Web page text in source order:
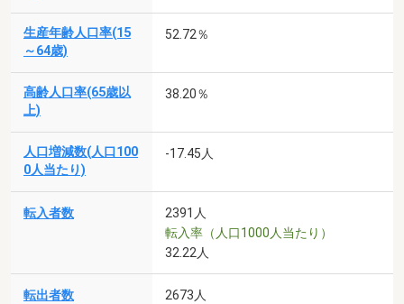
生産年齢人口率(15
～64歳)
52.72％
高齢人口率(65歳以
上)
38.20％
人口増減数(人口100
0人当たり)
-17.45人
転入者数
2391人
転入率（人口1000人当たり）
32.22人
転出者数
2673人